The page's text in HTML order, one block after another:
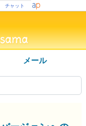
チャット
メール